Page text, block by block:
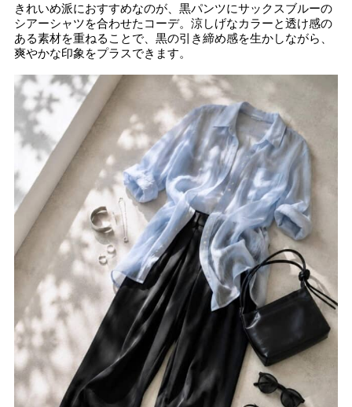
きれいめ派におすすめなのが、黒パンツにサックスブルーの
シアーシャツを合わせたコーデ。涼しげなカラーと透け感の
ある素材を重ねることで、黒の引き締め感を生かしながら、
爽やかな印象をプラスできます。